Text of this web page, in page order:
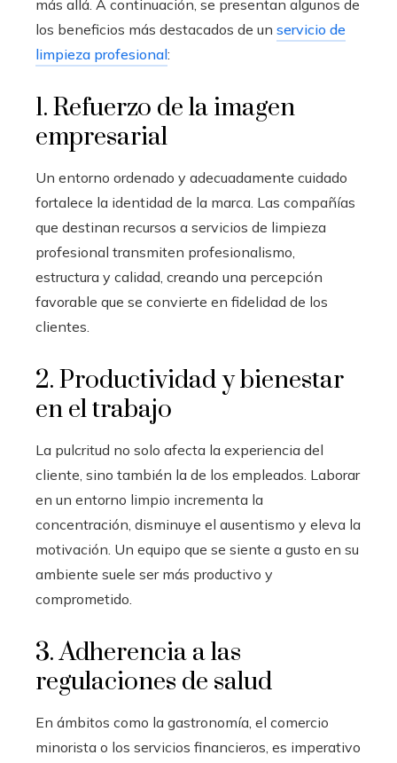
más allá. A continuación, se presentan algunos de
los beneficios más destacados de un servicio de
limpieza profesional:
1. Refuerzo de la imagen
empresarial
Un entorno ordenado y adecuadamente cuidado
fortalece la identidad de la marca. Las compañías
que destinan recursos a servicios de limpieza
profesional transmiten profesionalismo,
estructura y calidad, creando una percepción
favorable que se convierte en fidelidad de los
clientes.
2. Productividad y bienestar
en el trabajo
La pulcritud no solo afecta la experiencia del
cliente, sino también la de los empleados. Laborar
en un entorno limpio incrementa la
concentración, disminuye el ausentismo y eleva la
motivación. Un equipo que se siente a gusto en su
ambiente suele ser más productivo y
comprometido.
3. Adherencia a las
regulaciones de salud
En ámbitos como la gastronomía, el comercio
minorista o los servicios financieros, es imperativo